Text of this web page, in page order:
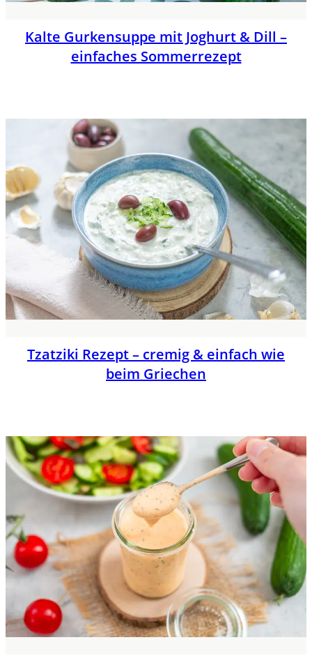
Kalte Gurkensuppe mit Joghurt & Dill –
einfaches Sommerrezept
Tzatziki Rezept – cremig & einfach wie
beim Griechen